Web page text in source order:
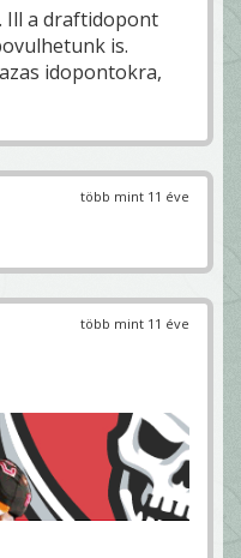
Ill a draftidopont
is.
idopontokra,
több mint 11 éve
több mint 11 éve